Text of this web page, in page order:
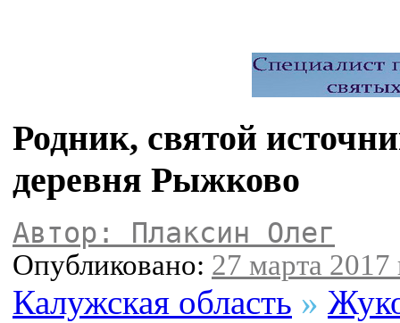
Родник, святой
деревня Рыжково
Автор: Плаксин Олег
Опубликовано: 27 марта 2017
Калужская область »